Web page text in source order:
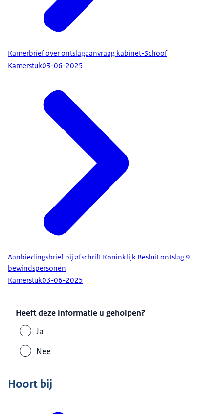
Kamerbrief over ontslagaanvraag kabinet-Schoof
Kamerstuk03-06-2025
Aanbiedingsbrief bij afschrift Koninklijk Besluit ontslag 9
bewindspersonen
Kamerstuk03-06-2025
Heeft deze informatie u geholpen?
Ja
Nee
Hoort bij